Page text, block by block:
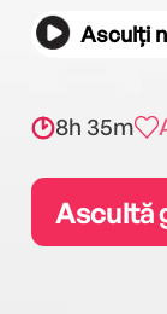
Asculți
8h 35m
Ascultă